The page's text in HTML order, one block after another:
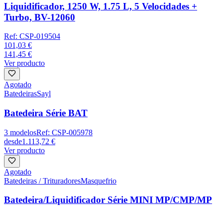
Liquidificador, 1250 W, 1.75 L, 5 Velocidades +
Turbo, BV-12060
Ref: CSP-019504
101,03 €
141,45 €
Ver producto
Agotado
BatedeirasSayl
Batedeira Série BAT
3 modelosRef: CSP-005978
desde1.113,72 €
Ver producto
Agotado
Batedeiras / TrituradoresMasquefrio
Batedeira/Liquidificador Série MINI MP/CMP/MP